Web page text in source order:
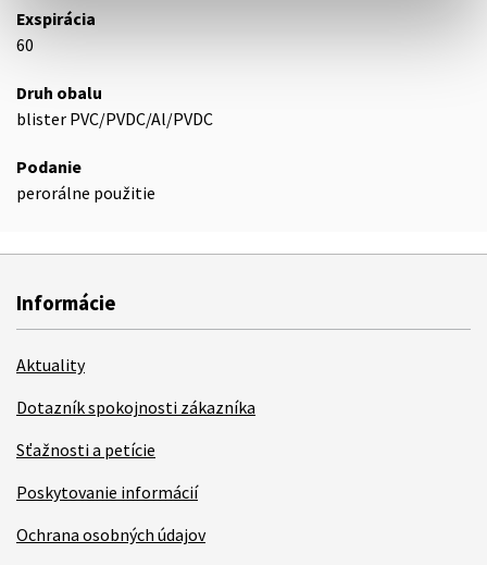
Exspirácia
60
Druh obalu
blister PVC/PVDC/Al/PVDC
Podanie
perorálne použitie
Informácie
Aktuality
Dotazník spokojnosti zákazníka
Sťažnosti a petície
Poskytovanie informácií
Ochrana osobných údajov